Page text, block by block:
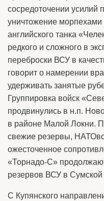
сосредоточении усилий
уничтожение
английского танка
редкого и сложного в
переброски ВСУ в
говорит о намерении
удерживать занятые
Группировка войск
продвинулись в н.п.
в районе Малой Локни.
свежие резервы,
ожесточенное
«Торнадо-С»
резервов ВСУ в Сумской
С Купянского